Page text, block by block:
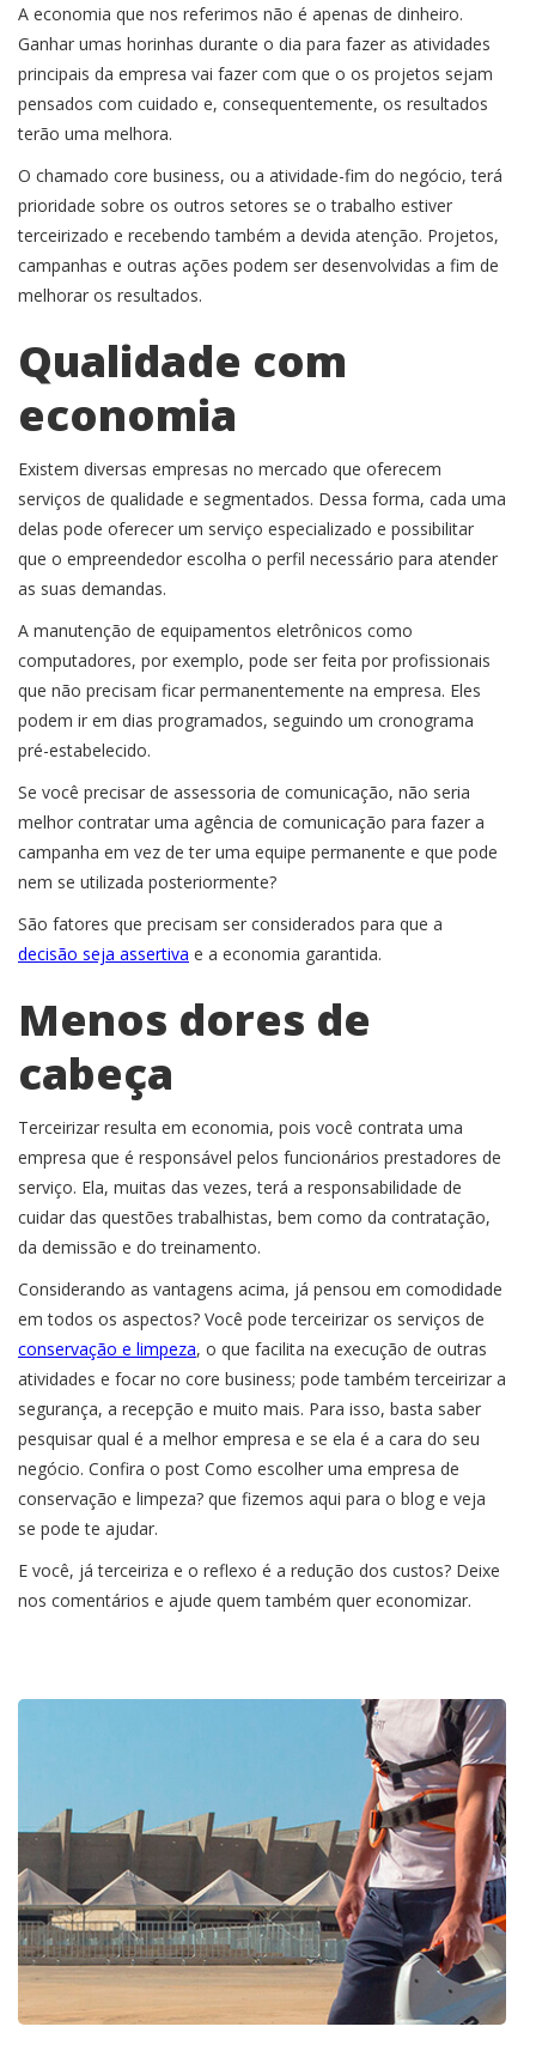
A economia que nos referimos não é apenas de dinheiro.
Ganhar umas horinhas durante o dia para fazer as atividades
principais da empresa vai fazer com que o os projetos sejam
pensados com cuidado e, consequentemente, os resultados
terão uma melhora.
O chamado core business, ou a atividade-fim do negócio, terá
prioridade sobre os outros setores se o trabalho estiver
terceirizado e recebendo também a devida atenção. Projetos,
campanhas e outras ações podem ser desenvolvidas a fim de
melhorar os resultados.
Qualidade com
economia
Existem diversas empresas no mercado que oferecem
serviços de qualidade e segmentados. Dessa forma, cada uma
delas pode oferecer um serviço especializado e possibilitar
que o empreendedor escolha o perfil necessário para atender
as suas demandas.
A manutenção de equipamentos eletrônicos como
computadores, por exemplo, pode ser feita por profissionais
que não precisam ficar permanentemente na empresa. Eles
podem ir em dias programados, seguindo um cronograma
pré-estabelecido.
Se você precisar de assessoria de comunicação, não seria
melhor contratar uma agência de comunicação para fazer a
campanha em vez de ter uma equipe permanente e que pode
nem se utilizada posteriormente?
São fatores que precisam ser considerados para que a
decisão seja assertiva e a economia garantida.
Menos dores de
cabeça
Terceirizar resulta em economia, pois você contrata uma
empresa que é responsável pelos funcionários prestadores de
serviço. Ela, muitas das vezes, terá a responsabilidade de
cuidar das questões trabalhistas, bem como da contratação,
da demissão e do treinamento.
Considerando as vantagens acima, já pensou em comodidade
em todos os aspectos? Você pode terceirizar os serviços de
conservação e limpeza, o que facilita na execução de outras
atividades e focar no core business; pode também terceirizar a
segurança, a recepção e muito mais. Para isso, basta saber
pesquisar qual é a melhor empresa e se ela é a cara do seu
negócio. Confira o post Como escolher uma empresa de
conservação e limpeza? que fizemos aqui para o blog e veja
se pode te ajudar.
E você, já terceiriza e o reflexo é a redução dos custos? Deixe
nos comentários e ajude quem também quer economizar.